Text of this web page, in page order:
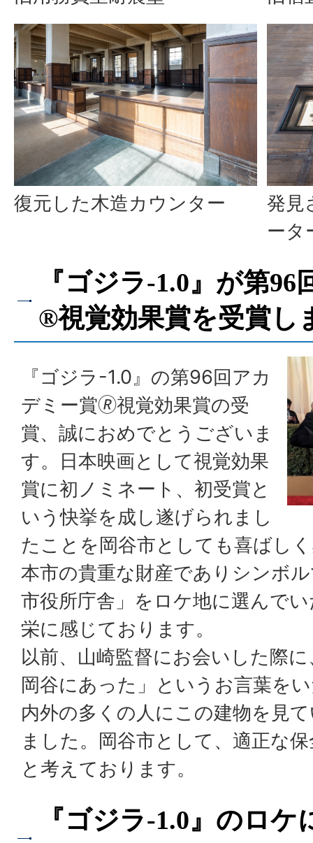
復元した木造カウンター
発見
ータ
『ゴジラ-1.0』が第
®視覚効果賞を受賞し
『ゴジラ-1.0』の第96回アカ
デミー賞🄬視覚効果賞の受
賞、誠におめでとうございま
す。日本映画として視覚効果
賞に初ノミネート、初受賞と
いう快挙を成し遂げられまし
たことを岡谷市としても喜ばし
本市の貴重な財産でありシンボ
市役所庁舎」をロケ地に選んで
栄に感じております。
以前、山崎監督にお会いした際
岡谷にあった」というお言葉を
内外の多くの人にこの建物を見
ました。岡谷市として、適正な
と考えております。
『ゴジラ-1.0』のロ